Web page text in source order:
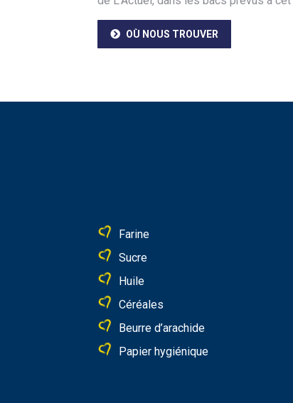
OÙ NOUS TROUVER
Farine
Sucre
Huile
Céréales
Beurre d’arachide
Papier hygiénique